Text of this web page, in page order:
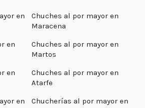
en
Chuches al por mayor en
Maracena
en
Chuches al por mayor en
Martos
en
Chuches al por mayor en
Atarfe
en
Chucherías al por mayor en